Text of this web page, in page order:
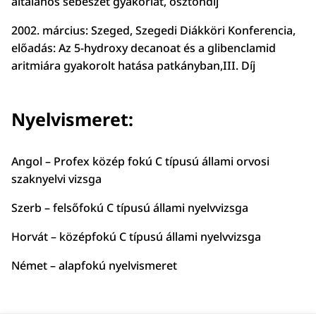
2002. március: Szeged, Szegedi Diákköri Konferencia,
előadás: Az 5-hydroxy decanoat és a glibenclamid
aritmiára gyakorolt hatása patkányban,III. Díj
Nyelvismeret:
Angol – Profex közép fokú C típusú állami orvosi
szaknyelvi vizsga
Szerb – felsőfokú C típusú állami nyelvvizsga
Horvát – középfokú C típusú állami nyelvvizsga
Német – alapfokú nyelvismeret